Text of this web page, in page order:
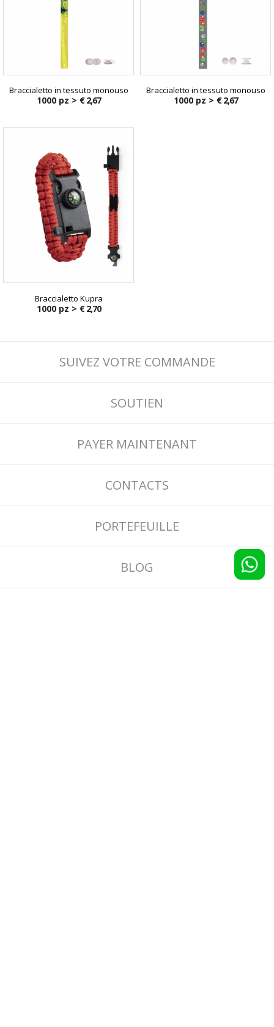
Braccialetto in tessuto monouso
1000 pz > € 2,67
Braccialetto in tessuto monouso
1000 pz > € 2,67
Braccialetto Kupra
1000 pz > € 2,70
SUIVEZ VOTRE COMMANDE
SOUTIEN
PAYER MAINTENANT
CONTACTS
PORTEFEUILLE
BLOG